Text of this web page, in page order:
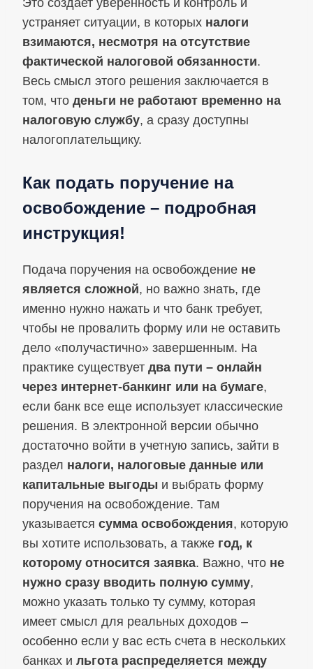
Это создает уверенность и контроль и
устраняет ситуации, в которых налоги
взимаются, несмотря на отсутствие
фактической налоговой обязанности.
Весь смысл этого решения заключается в
том, что деньги не работают временно на
налоговую службу, а сразу доступны
налогоплательщику.
Как подать поручение на
освобождение – подробная
инструкция!
Подача поручения на освобождение не
является сложной, но важно знать, где
именно нужно нажать и что банк требует,
чтобы не провалить форму или не оставить
дело «получастично» завершенным. На
практике существует два пути – онлайн
через интернет-банкинг или на бумаге,
если банк все еще использует классические
решения. В электронной версии обычно
достаточно войти в учетную запись, зайти в
раздел налоги, налоговые данные или
капитальные выгоды и выбрать форму
поручения на освобождение. Там
указывается сумма освобождения, которую
вы хотите использовать, а также год, к
которому относится заявка. Важно, что не
нужно сразу вводить полную сумму,
можно указать только ту сумму, которая
имеет смысл для реальных доходов –
особенно если у вас есть счета в нескольких
банках и льгота распределяется между